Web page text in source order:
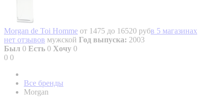
Morgan de Toi Homme от 1475 до 16520 рубв 5 магазинах
нет отзывов мужской Год выпуска: 2003
Был 0 Есть 0 Хочу 0
0 0
Все бренды
Morgan